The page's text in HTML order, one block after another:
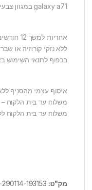
galaxy a71 במגוון צבעים
אחריות למשך 12 חודשים עבור מוצרי אלקטרוניקה
ללא נזקי קורוזיה או
בכפוף לתנאי השימוש
איסוף עצמי מהסניף
משלוח עד בית הלקוח – 50 ₪
משלוח עד בית הלקוח ללא
מק"ט: 193153